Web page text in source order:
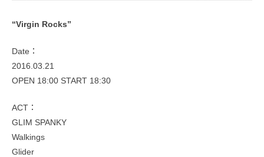
“Virgin Rocks”
Date：
2016.03.21
OPEN 18:00 START 18:30
ACT：
GLIM SPANKY
Walkings
Glider